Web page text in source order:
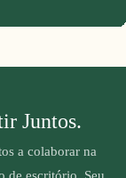
Juntos.
a colaborar na